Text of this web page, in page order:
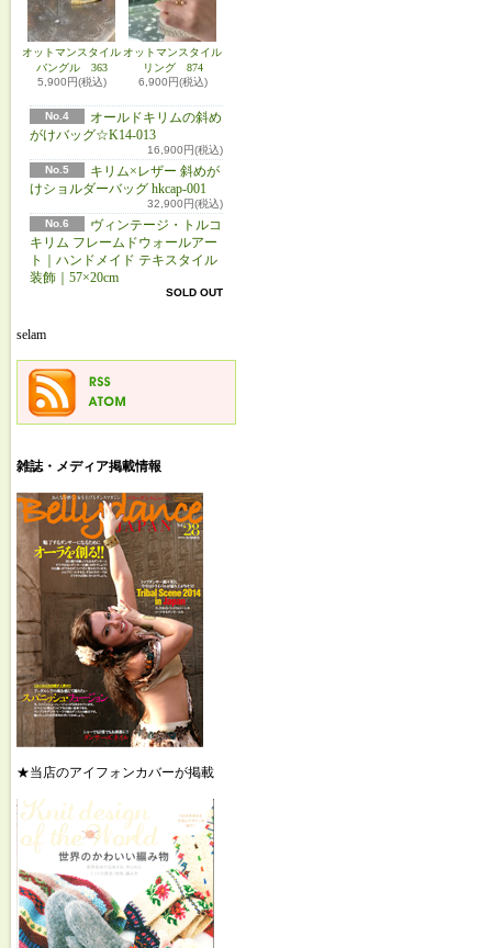
オットマンスタイル
バングル 363
5,900円(税込)
オットマンスタイル
リング 874
6,900円(税込)
No.4
オールドキリムの斜め
がけバッグ☆K14-013
16,900円(税込)
No.5
キリム×レザー 斜めが
けショルダーバッグ hkcap-001
32,900円(税込)
No.6
ヴィンテージ・トルコ
キリム フレームドウォールアー
ト｜ハンドメイド テキスタイル
装飾｜57×20cm
SOLD OUT
selam
雑誌・メディア掲載情報
★当店のアイフォンカバーが掲載